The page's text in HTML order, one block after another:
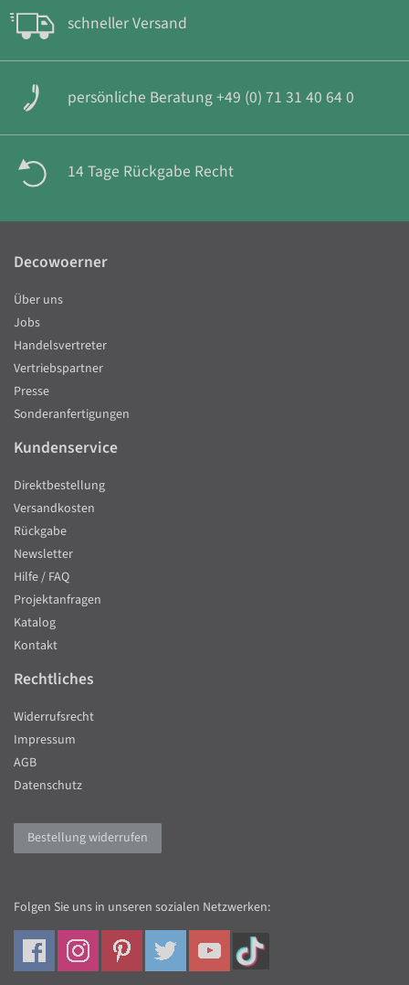
schneller Versand
persönliche Beratung +49 (0) 71 31 40 64 0
14 Tage Rückgabe Recht
Decowoerner
Über uns
Jobs
Handelsvertreter
Vertriebspartner
Presse
Sonderanfertigungen
Kundenservice
Direktbestellung
Versandkosten
Rückgabe
Newsletter
Hilfe / FAQ
Projektanfragen
Katalog
Kontakt
Rechtliches
Widerrufsrecht
Impressum
AGB
Datenschutz
Bestellung widerrufen
Folgen Sie uns in unseren sozialen Netzwerken: